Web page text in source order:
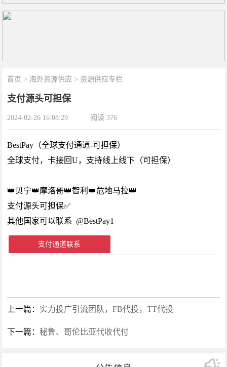
首页 > 海外资源供应 > 资源供应专栏
支付源头可担保
2024-02-26 16:08:29 阅读376
BestPay（全球支付通道-可担保）
全球支付，卡接回U，支持线上线下（可担保）
👑贝宁👑摩洛哥👑智利👑危地马拉👑
支付源头可担保✅
其他国家可以联系 @BestPay1
支付通道联系
上一篇： 实力投广引流团队，FB代投，TT代投
下一篇：秘鲁、哥伦比亚代收代付